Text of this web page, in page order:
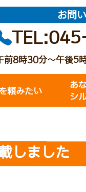
お問
前8時30分～午後5
頼みたい
あ
シ
しました